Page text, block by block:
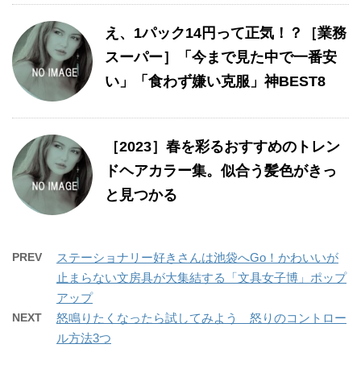
え、1パック14円って正気！？［業務
スーパー］「今まで見た中で一番安
い」「食わず嫌い克服」神BEST8
［2023］春を彩るおすすめのトレン
ドヘアカラー集。似合う髪色がきっ
と見つかる
PREV
ステーショナリー好きさんは池袋へGo！かわいいが
止まらない文房具が大集結する「文具女子博」ポップ
アップ
NEXT
怒鳴りたくなったら試してみよう 怒りのコントロー
ル方法3つ